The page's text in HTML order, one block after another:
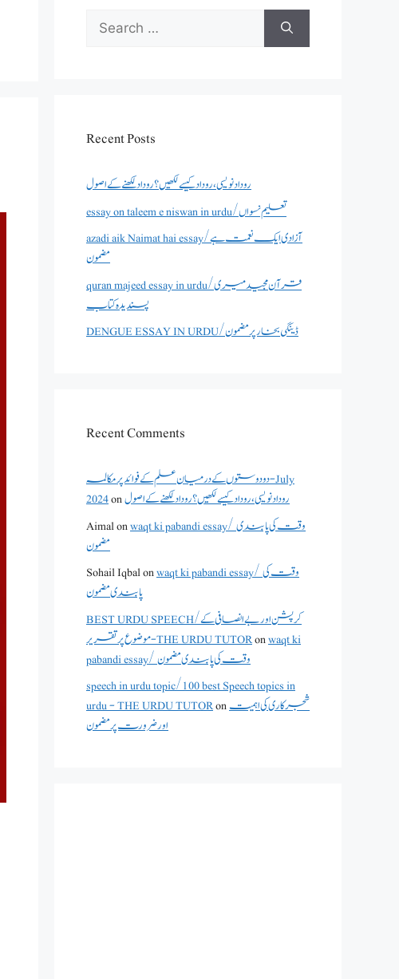
Search
for:
Recent Posts
روداد نویسی ،روداد کیسے لکھیں؟ روداد لکھنے کے اصول
essay on taleem e niswan in urdu/تعلیم نسواں
azadi aik Naimat hai essay/آزادی ایک نعمت ہے
مضمون
quran majeed essay in urdu/قرآن مجید میری
پسندیدہ کتاب
DENGUE ESSAY IN URDU/ڈینگی بخار پر مضمون
Recent Comments
دو دوستوں کے درمیان علم کے فوائد پر مکالمہ - July
2024onروداد نویسی ،روداد کیسے لکھیں؟ روداد لکھنے کے اصول
Aimalonwaqt ki pabandi essay/ وقت کی پابندی
مضمون
Sohail Iqbalonwaqt ki pabandi essay/ وقت کی
پابندی مضمون
BEST URDU SPEECH/کرپشن اور بے انصافی کے
موضوع پر تقریر - THE URDU TUTORonwaqt ki
pabandi essay/ وقت کی پابندی مضمون
speech in urdu topic/100 best Speech topics in
urdu - THE URDU TUTORonشجرکاری کی اہمیت
اور ضرورت پر مضمون